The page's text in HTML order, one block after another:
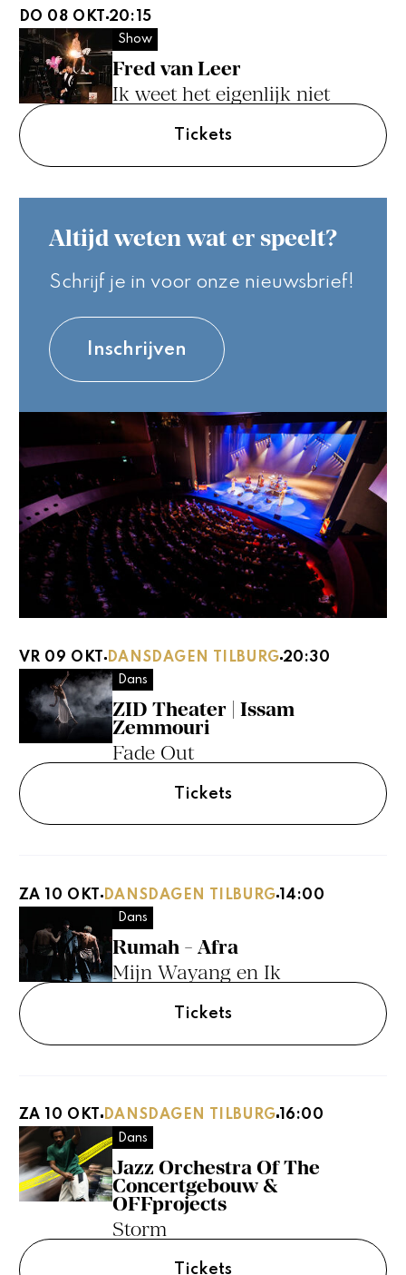
Fred van Leer
Ik weet het eigenlijk niet
Show
Tickets
DO 08 OKT 20:15
Altijd weten wat er speelt?
Schrijf je in voor onze nieuwsbrief!
Inschrijven
ZID Theater | Issam
Zemmouri
Fade Out
Dans
Tickets
VR 09 OKT DANSDAGEN TILBURG 20:30
Rumah - Afra
Mijn Wayang en Ik
Dans
Tickets
ZA 10 OKT DANSDAGEN TILBURG 14:00
Jazz Orchestra Of The
Concertgebouw &
OFFprojects
Storm
Dans
Tickets
ZA 10 OKT DANSDAGEN TILBURG 16:00